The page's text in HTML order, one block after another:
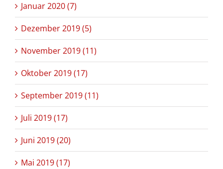
Januar 2020 (7)
Dezember 2019 (5)
November 2019 (11)
Oktober 2019 (17)
September 2019 (11)
Juli 2019 (17)
Juni 2019 (20)
Mai 2019 (17)